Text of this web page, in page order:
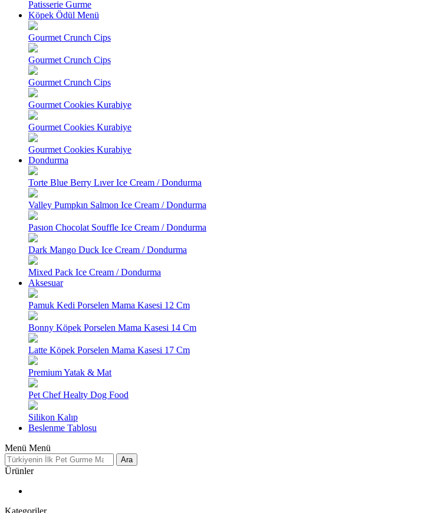
Patisserie Gurme
Köpek Ödül Menü
Gourmet Crunch Cips
Gourmet Crunch Cips
Gourmet Crunch Cips
Gourmet Cookies Kurabiye
Gourmet Cookies Kurabiye
Gourmet Cookies Kurabiye
Dondurma
Torte Blue Berry Lıver Ice Cream / Dondurma
Valley Pumpkın Salmon Ice Cream / Dondurma
Pasıon Chocolat Souffle Ice Cream / Dondurma
Dark Mango Duck Ice Cream / Dondurma
Mixed Pack Ice Cream / Dondurma
Aksesuar
Pamuk Kedi Porselen Mama Kasesi 12 Cm
Bonny Köpek Porselen Mama Kasesi 14 Cm
Latte Köpek Porselen Mama Kasesi 17 Cm
Premium Yatak & Mat
Pet Chef Healty Dog Food
Silikon Kalıp
Beslenme Tablosu
Menü Menü
Ara
Ürünler
Kategoriler